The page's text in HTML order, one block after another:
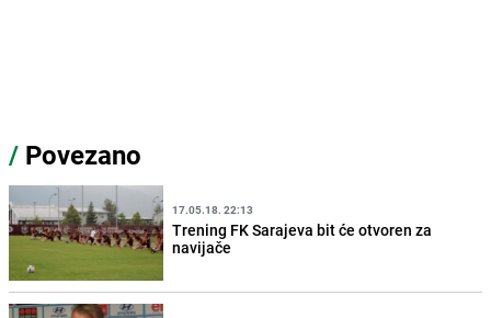
/ Povezano
17.05.18. 22:13
Trening FK Sarajeva bit će otvoren za
navijače